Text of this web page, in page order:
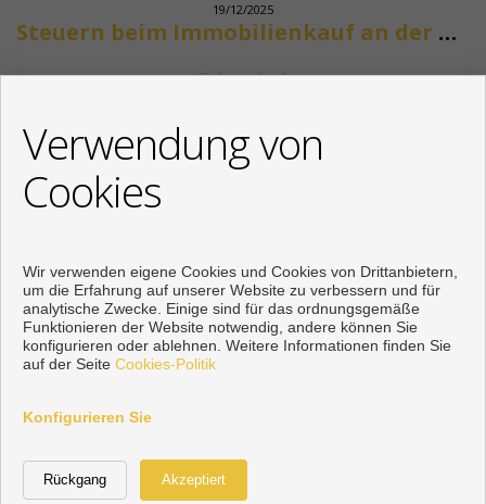
19/12/2025
Steuern beim Immobilienkauf an der Costa del Sol
Siehe mehr
+34 622318266
info@mikenaumannimmobilien.com
Von Montag bis Freitag : 10:00 - 18:00
Vorbei sich entwickelt
Verwendung von
Cookies
Wir verwenden eigene Cookies und Cookies von Drittanbietern,
um die Erfahrung auf unserer Website zu verbessern und für
analytische Zwecke. Einige sind für das ordnungsgemäße
Funktionieren der Website notwendig, andere können Sie
konfigurieren oder ablehnen. Weitere Informationen finden Sie
auf der Seite Cookies-Politik
Konfigurieren Sie